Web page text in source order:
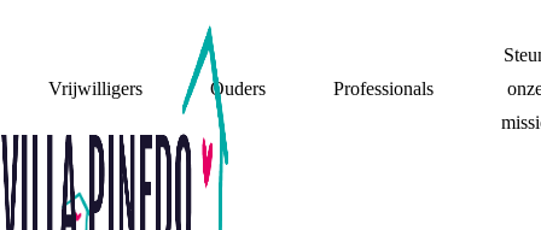
Vrijwilligers Ouders Professionals